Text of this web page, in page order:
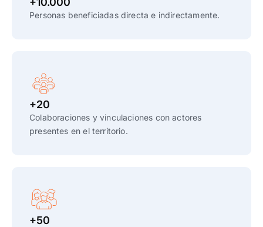
Personas beneficiadas directa e indirectamente.
+20
Colaboraciones y vinculaciones con actores
presentes en el territorio.
+50